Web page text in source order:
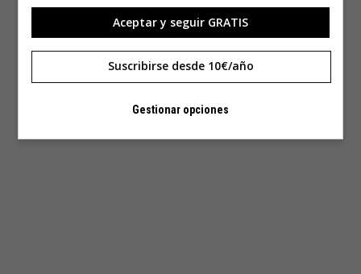
Aceptar y seguir GRATIS
Suscribirse desde 10€/año
Gestionar opciones